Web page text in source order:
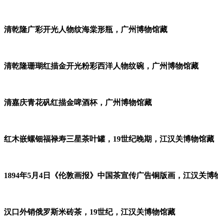
清乾隆广彩开光人物纹海棠形瓶，广州博物馆藏
清乾隆珊瑚红描金开光粉彩西洋人物纹碗，广州博物馆藏
清嘉庆青花矾红描金啤酒杯，广州博物馆藏
红木嵌螺钿福禄寿三星茶叶罐，19世纪晚期，江汉关博物馆藏
1894年5月4日《伦敦画报》中国茶宣传广告铜版画，江汉关博
汉口外销俄罗斯米砖茶，19世纪，江汉关博物馆藏